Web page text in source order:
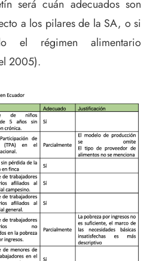
será cuán adecuados son
a los pilares de la SA, o si
el régimen alimentario
2005).